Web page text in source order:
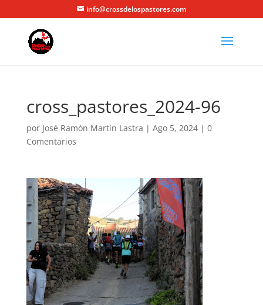
info@crossdelospastores.com
cross_pastores_2024-96
por José Ramón Martín Lastra | Ago 5, 2024| 0
Comentarios